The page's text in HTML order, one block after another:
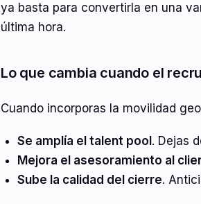
ya basta para convertirla en una
última hora.
Lo que cambia cuando el
Cuando incorporas la movilidad
Se amplía el talent pool . Dejas
Mejora el asesoramiento al
Sube la calidad del cierre.